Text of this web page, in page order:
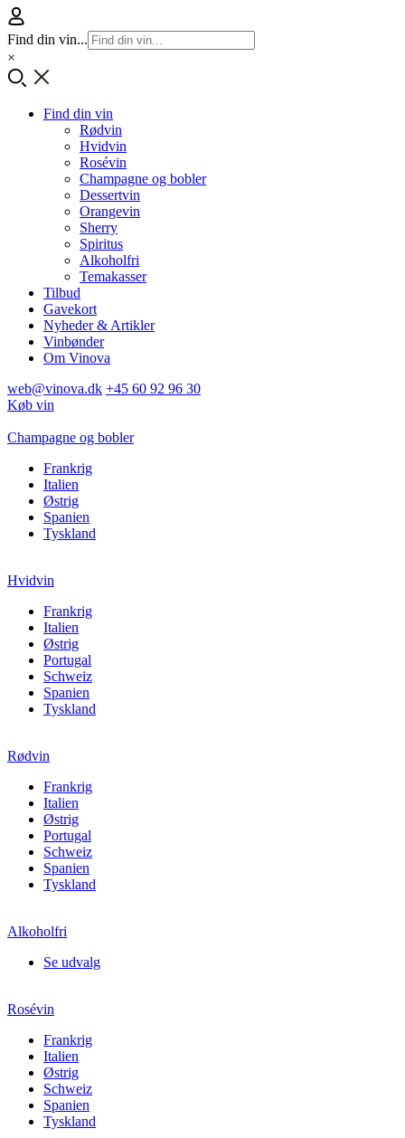
Find din vin...
×
Find din vin
Rødvin
Hvidvin
Rosévin
Champagne og bobler
Dessertvin
Orangevin
Sherry
Spiritus
Alkoholfri
Temakasser
Tilbud
Gavekort
Nyheder & Artikler
Vinbønder
Om Vinova
web@vinova.dk +45 60 92 96 30
Køb vin
Champagne og bobler
Frankrig
Italien
Østrig
Spanien
Tyskland
Hvidvin
Frankrig
Italien
Østrig
Portugal
Schweiz
Spanien
Tyskland
Rødvin
Frankrig
Italien
Østrig
Portugal
Schweiz
Spanien
Tyskland
Alkoholfri
Se udvalg
Rosévin
Frankrig
Italien
Østrig
Schweiz
Spanien
Tyskland